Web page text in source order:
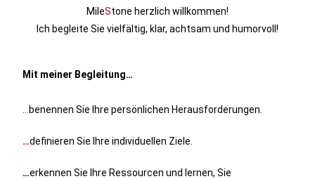
MileStone herzlich willkommen!
Ich begleite Sie vielfältig, klar, achtsam und humorvoll!
Mit meiner Begleitung…
benennen Sie Ihre persönlichen Herausforderungen.
…definieren Sie Ihre individuellen Ziele.
…erkennen Sie Ihre Ressourcen und lernen, Sie